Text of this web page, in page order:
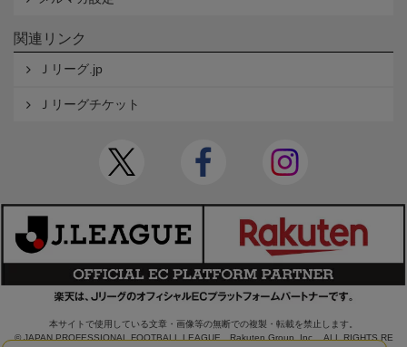
関連リンク
Ｊリーグ.jp
Ｊリーグチケット
本サイトで使用している文章・画像等の無断での複製・転載を禁止します。
© JAPAN PROFESSIONAL FOOTBALL LEAGUE Rakuten Group, Inc. ALL RIGHTS RE